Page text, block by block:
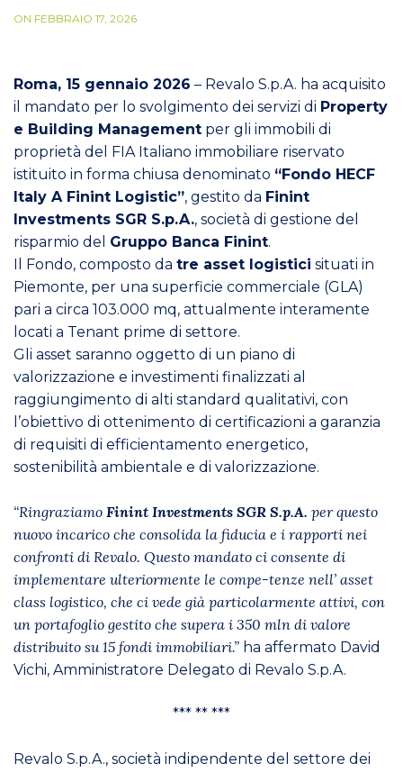
ON FEBBRAIO 17, 2026
Roma, 15 gennaio 2026 – Revalo S.p.A. ha acquisito
il mandato per lo svolgimento dei servizi di Property
e Building Management per gli immobili di
proprietà del FIA Italiano immobiliare riservato
istituito in forma chiusa denominato “Fondo HECF
Italy A Finint Logistic”, gestito da Finint
Investments SGR S.p.A., società di gestione del
risparmio del Gruppo Banca Finint.
Il Fondo, composto datre asset logistici situati in
Piemonte, per una superficie commerciale (GLA)
pari a circa 103.000 mq, attualmente interamente
locati a Tenant prime di settore.
Gli asset saranno oggetto di un piano di
valorizzazione e investimenti finalizzati al
raggiungimento di alti standard qualitativi, con
l’obiettivo di ottenimento di certificazioni a garanzia
di requisiti di efficientamento energetico,
sostenibilità ambientale e di valorizzazione.
“Ringraziamo Finint Investments SGR S.p.A. per questo
nuovo incarico che consolida la fiducia e i rapporti nei
confronti di Revalo. Questo mandato ci consente di
implementare ulteriormente le compe-tenze nell’ asset
class logistico, che ci vede già particolarmente attivi, con
un portafoglio gestito che supera i 350 mln di valore
distribuito su 15 fondi immobiliari.” ha affermato David
Vichi, Amministratore Delegato di Revalo S.p.A.
*** ** ***
Revalo S.p.A., società indipendente del settore dei